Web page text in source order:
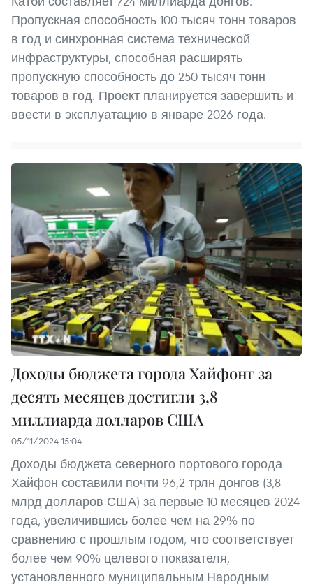
Пропускная способность 100 тысяч тонн товаров
в год и синхронная система технической
инфраструктуры, способная расширять
пропускную способность до 250 тысяч тонн
товаров в год. Проект планируется завершить и
ввести в эксплуатацию в январе 2026 года.
Доходы бюджета города Хайфонг за
десять месяцев достигли 3,8
миллиарда долларов США
05/11/2024 15:04
Доходы бюджета северного портового города
Хайфон составили почти 96,2 трлн донгов (3,8
млрд долларов США) за первые 10 месяцев 2024
года, увеличившись более чем на 29% по
сравнению с прошлым годом, что соответствует
более чем 90% целевого показателя,
установленного муниципальным Народным